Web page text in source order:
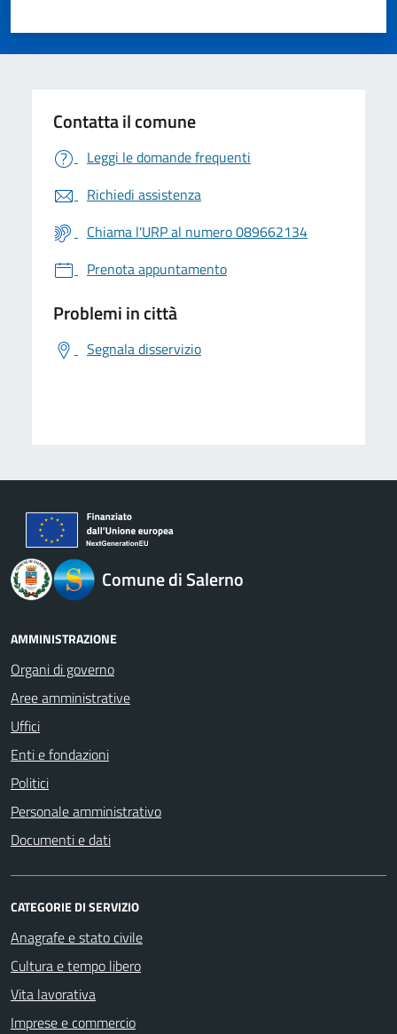
Contatta il comune
Leggi le domande frequenti
Richiedi assistenza
Chiama l'URP al numero 089662134
Prenota appuntamento
Problemi in città
Segnala disservizio
logo Unione Europea
Comune di Salerno
AMMINISTRAZIONE
Organi di governo
Aree amministrative
Uffici
Enti e fondazioni
Politici
Personale amministrativo
Documenti e dati
CATEGORIE DI SERVIZIO
Anagrafe e stato civile
Cultura e tempo libero
Vita lavorativa
Imprese e commercio